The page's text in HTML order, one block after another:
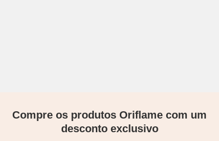
Compre os produtos Oriflame com um
desconto exclusivo